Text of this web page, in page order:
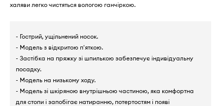
халяви легко чистяться вологою ганчіркою.
- Гострий, ущільнений носок.
- Модель з відкритою п'яткою.
- Застібка на пряжку зі шпилькою забезпечує індивідуальну
посадку.
- Модель на низькому ходу.
- Модель зі шкіряною внутрішньою частиною, яка комфортна
для стопи і запобігає натиранню, потертостям і появі